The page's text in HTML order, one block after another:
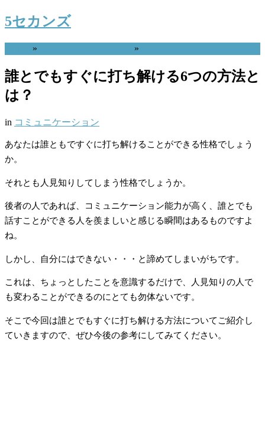
5セカンズ
» »
誰とでもすぐに打ち解ける6つの方法と
は？
in コミュニケーション
あなたは誰ともですぐに打ち解けることができる性格でしょう
か。
それとも人見知りしてしまう性格でしょうか。
後者の人であれば、コミュニケーション能力が高く、誰とでも
話すことができる人を羨ましいと感じる瞬間はあるものですよ
ね。
しかし、自分にはできない・・・と諦めてしまいがちです。
これは、ちょっとしたことを意識するだけで、人見知りの人で
も変わることができるのにとても勿体ないです。
そこで今回は誰とでもすぐに打ち解ける方法についてご紹介し
ていきますので、ぜひ今後の参考にしてみてください。